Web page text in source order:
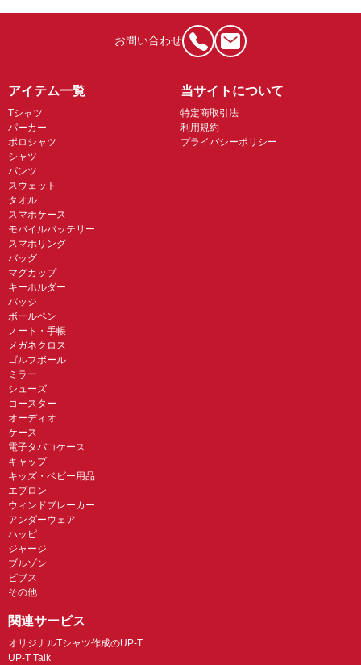
お問い合わせ
アイテム一覧
Tシャツ
パーカー
ポロシャツ
シャツ
パンツ
スウェット
タオル
スマホケース
モバイルバッテリー
スマホリング
バッグ
マグカップ
キーホルダー
バッジ
ボールペン
ノート・手帳
メガネクロス
ゴルフボール
ミラー
シューズ
コースター
オーディオ
ケース
電子タバコケース
キャップ
キッズ・ベビー用品
エプロン
ウィンドブレーカー
アンダーウェア
ハッピ
ジャージ
ブルゾン
ビブス
その他
当サイトについて
特定商取引法
利用規約
プライバシーポリシー
関連サービス
オリジナルTシャツ作成のUP-T
UP-T Talk